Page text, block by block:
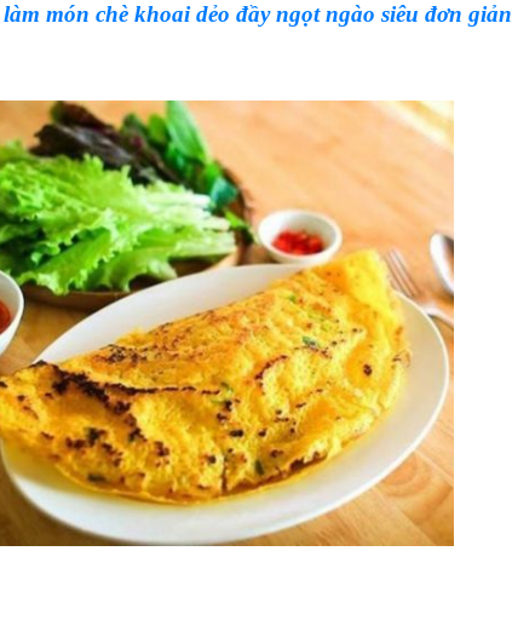
món chè khoai dẻo đầy ngọt ngào siêu đơn giản